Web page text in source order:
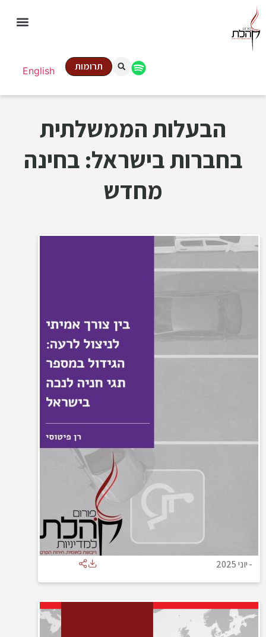
English תרומות
הבעלות הממשלתית
בחברות בישראל: בחינה
מחדש
-יוני 2025